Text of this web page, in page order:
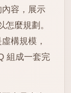
容，展示
麼規劃。
構規模，
組成一套完